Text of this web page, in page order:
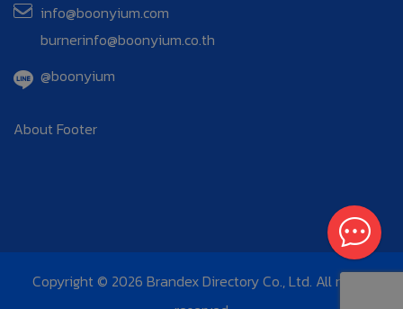
info@boonyium.com
burnerinfo@boonyium.co.th
@boonyium
About Footer
Copyright © 2026 Brandex Directory Co., Ltd. All rights